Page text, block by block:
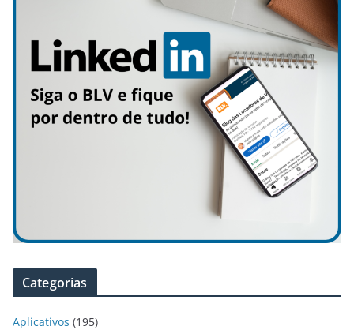
Categorias
Aplicativos (195)